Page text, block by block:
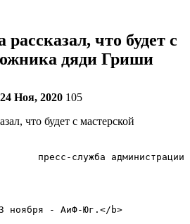
что будет с
дяди Гриши
24 Ноя, 2020 105
пресс-служба
23 ноября - АиФ-Юг.</b>